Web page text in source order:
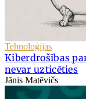
Tehnoloģijas
Kiberdrošības
nevar uzticēties
Jānis Matēvičs